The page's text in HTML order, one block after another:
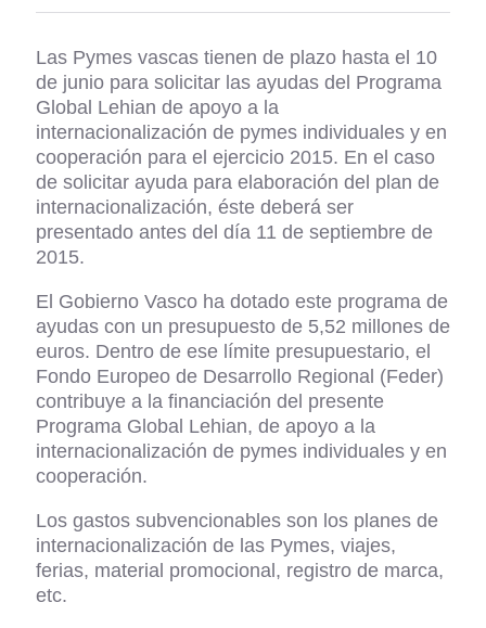
Las Pymes vascas tienen de plazo hasta el 10
de junio para solicitar las ayudas del Programa
Global Lehian de apoyo a la
internacionalización de pymes individuales y en
cooperación para el ejercicio 2015. En el caso
de solicitar ayuda para elaboración del plan de
internacionalización, éste deberá ser
presentado antes del día 11 de septiembre de
2015.
El Gobierno Vasco ha dotado este programa de
ayudas con un presupuesto de 5,52 millones de
euros. Dentro de ese límite presupuestario, el
Fondo Europeo de Desarrollo Regional (Feder)
contribuye a la financiación del presente
Programa Global Lehian, de apoyo a la
internacionalización de pymes individuales y en
cooperación.
Los gastos subvencionables son los planes de
internacionalización de las Pymes, viajes,
ferias, material promocional, registro de marca,
etc.